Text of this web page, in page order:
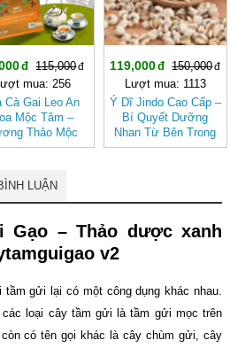
115,000
Lượt mua: 256
Cà Gai Leo An
Mộc Tâm –
Thảo Mộc
Ngày Thư Thái
119,000
150,000
Lượt mua: 1113
Ý Dĩ Jindo Cao Cấp –
Bí Quyết Dưỡng
Nhan Từ Bên Trong
LUẬN
Gạo – Thảo dược xanh
v2
gửi lại có một công dụng khác nhau.
loại cây tầm gửi là tầm gửi mọc trên
có tên gọi khác là cây chùm gửi, cây